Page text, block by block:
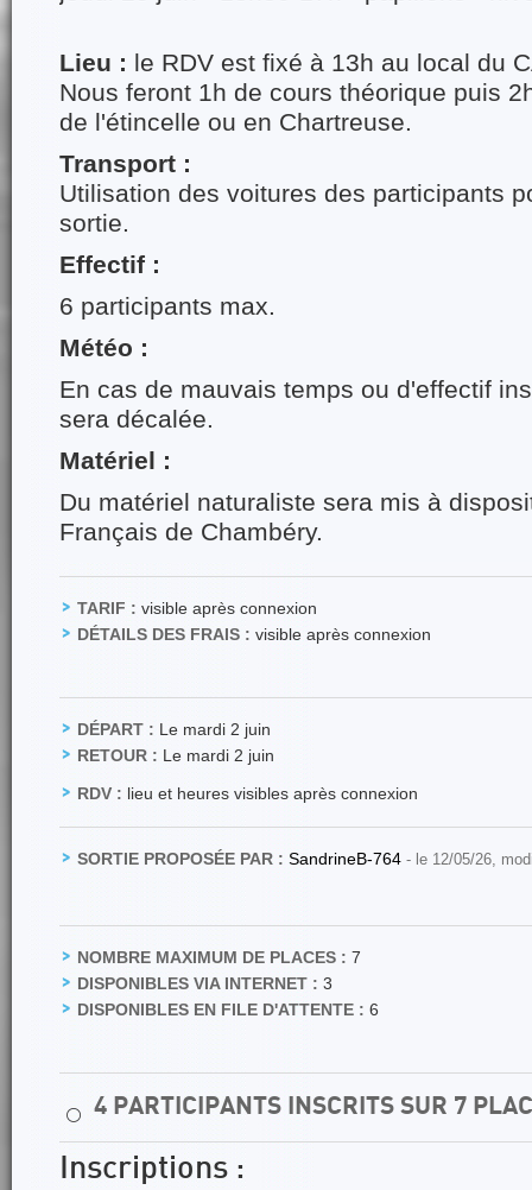
Lieu : le RDV est fixé à 13h au local du
Nous feront 1h de cours théorique puis
de l'étincelle ou en Chartreuse.
Transport :
Utilisation des voitures des participants
sortie.
Effectif :
6 participants max.
Météo :
En cas de mauvais temps ou d'effectif
sera décalée.
Matériel :
Du matériel naturaliste sera mis à
Français de Chambéry.
TARIF : visible après connexion
DÉTAILS DES FRAIS : visible après connexion
DÉPART : Le mardi 2 juin
RETOUR : Le mardi 2 juin
RDV : lieu et heures visibles après connexion
SORTIE PROPOSÉE PAR : SandrineB-764 - le 12/05/26,
NOMBRE MAXIMUM DE PLACES : 7
DISPONIBLES VIA INTERNET : 3
DISPONIBLES EN FILE D'ATTENTE : 6
⚪ 4 PARTICIPANTS INSCRITS SUR 7
Inscriptions :